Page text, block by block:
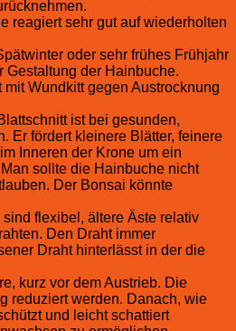
reagiert sehr gut auf wiederholten
oder sehr frühes Frühjahr
Gestaltung der Hainbuche.
Wundkitt gegen Austrocknung
ist bei gesunden,
Er fördert kleinere Blätter, feinere
Inneren der Krone um ein
sollte die Hainbuche nicht
Der Bonsai könnte
flexibel, ältere Äste relativ
Den Draht immer
Draht hinterlässt in der die
kurz vor dem Austrieb. Die
reduziert werden. Danach, wie
und leicht schattiert